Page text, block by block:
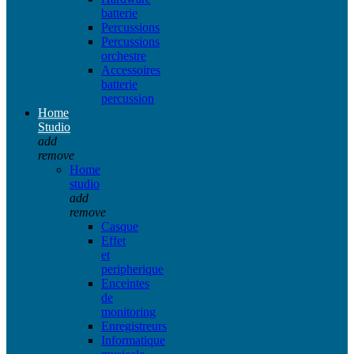
batterie
Percussions
Percussions
orchestre
Accessoires
batterie
percussion
Home
Studio
add
remove
Home
studio
add
remove
Casque
Effet
et
peripherique
Enceintes
de
monitoring
Enregistreurs
Informatique